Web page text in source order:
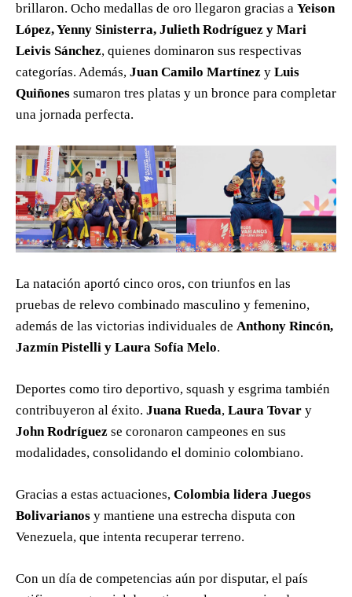
brillaron. Ocho medallas de oro llegaron gracias a Yeison
López, Yenny Sinisterra, Julieth Rodríguez y Mari
Leivis Sánchez, quienes dominaron sus respectivas
categorías. Además, Juan Camilo Martínez y Luis
Quiñones sumaron tres platas y un bronce para completar
una jornada perfecta.
La natación aportó cinco oros, con triunfos en las
pruebas de relevo combinado masculino y femenino,
además de las victorias individuales de Anthony Rincón,
Jazmín Pistelli y Laura Sofía Melo.
Deportes como tiro deportivo, squash y esgrima también
contribuyeron al éxito. Juana Rueda, Laura Tovar y
John Rodríguez se coronaron campeones en sus
modalidades, consolidando el dominio colombiano.
Gracias a estas actuaciones, Colombia lidera Juegos
Bolivarianos y mantiene una estrecha disputa con
Venezuela, que intenta recuperar terreno.
Con un día de competencias aún por disputar, el país